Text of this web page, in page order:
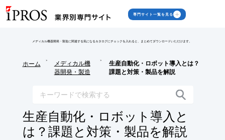
専門サイト一覧を見る
メディカル機器開発・製造に関連する気になるカタログにチェックを入れると、まとめてダウンロードいただけます。
ホーム
>
メディカル機
器開発・製造
>
生産自動化・ロボット導入とは？
課題と対策・製品を解説
生産自動化・ロボット導入と
は？課題と対策・製品を解説